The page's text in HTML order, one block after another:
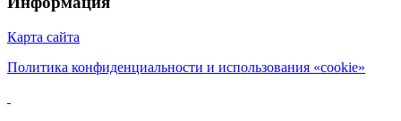
Карта сайта
Политика конфиденциальности и использования «cookie»